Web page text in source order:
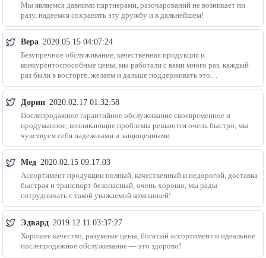
Мы являемся давними партнерами, разочарований не возникает ни
разу, надеемся сохранить эту дружбу и в дальнейшем!
Вера 2020.05.15 04:07:24
Безупречное обслуживание, качественная продукция и
конкурентоспособные цены, мы работали с вами много раз, каждый
раз были в восторге, желаем и дальше поддерживать это
сотрудничество!
Дорин 2020.02.17 01:32:58
Послепродажное гарантийное обслуживание своевременное и
продуманное, возникающие проблемы решаются очень быстро, мы
чувствуем себя надежными и защищенными.
Мед 2020.02.15 09:17:03
Ассортимент продукции полный, качественный и недорогой, доставка
быстрая и транспорт безопасный, очень хорошо, мы рады
сотрудничать с такой уважаемой компанией!
Эдвард 2019.12.11 03:37:27
Хорошее качество, разумные цены, богатый ассортимент и идеальное
послепродажное обслуживание — это здорово!